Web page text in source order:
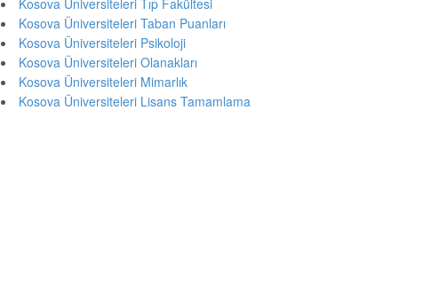
Kosova Üniversiteleri Tıp Fakültesi
Kosova Üniversiteleri Taban Puanları
Kosova Üniversiteleri Psikoloji
Kosova Üniversiteleri Olanakları
Kosova Üniversiteleri Mimarlık
Kosova Üniversiteleri Lisans Tamamlama